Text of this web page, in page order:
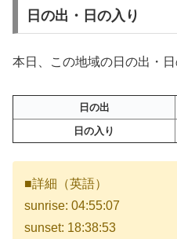
日の出・日の入り
本日、この地域の日の出・
日の出
日の入り
■詳細（英語）
sunrise: 04:55:07
sunset: 18:38:53